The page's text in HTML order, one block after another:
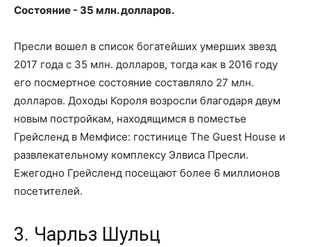
Состояние - 35 млн. долларов.
Пресли вошел в список богатейших умерших звезд
2017 года с 35 млн. долларов, тогда как в 2016 году
его посмертное состояние составляло 27 млн.
долларов. Доходы Короля возросли благодаря двум
новым постройкам, находящимся в поместье
Грейсленд в Мемфисе: гостинице The Guest House и
развлекательному комплексу Элвиса Пресли.
Ежегодно Грейсленд посещают более 6 миллионов
посетителей.
3. Чарльз Шульц